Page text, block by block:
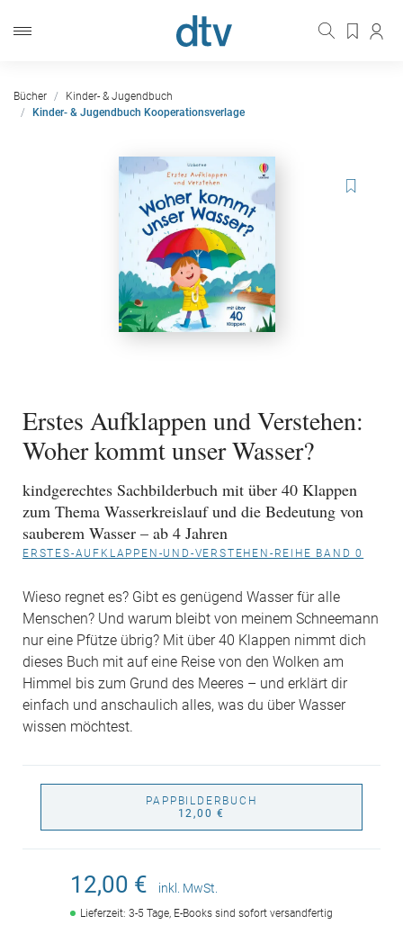
Bücher
Kinder- & Jugendbuch
Kinder- & Jugendbuch Kooperationsverlage
Erstes Aufklappen und Verstehen:
Woher kommt unser Wasser?
kindgerechtes Sachbilderbuch mit über 40 Klappen
zum Thema Wasserkreislauf und die Bedeutung von
sauberem Wasser – ab 4 Jahren
ERSTES-AUFKLAPPEN-UND-VERSTEHEN-REIHE BAND 0
Wieso regnet es? Gibt es genügend Wasser für alle
Menschen? Und warum bleibt von meinem Schneemann
nur eine Pfütze übrig? Mit über 40 Klappen nimmt dich
dieses Buch mit auf eine Reise von den Wolken am
Himmel bis zum Grund des Meeres – und erklärt dir
einfach und anschaulich alles, was du über Wasser
wissen möchtest.
PAPPBILDERBUCH
12,00 €
12,00 € inkl. MwSt.
Lieferzeit: 3-5 Tage, E-Books sind sofort versandfertig